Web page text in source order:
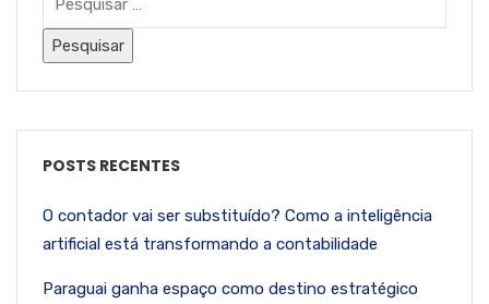
POSTS RECENTES
O contador vai ser substituído? Como a inteligência
artificial está transformando a contabilidade
Paraguai ganha espaço como destino estratégico